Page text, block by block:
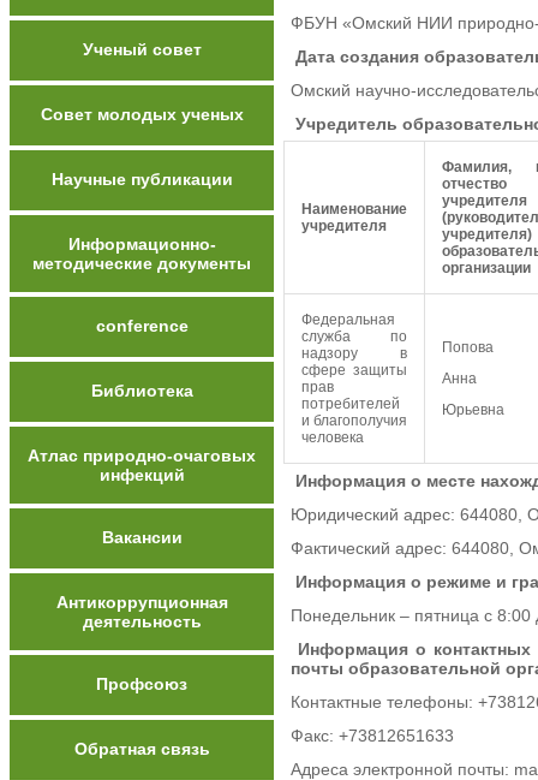
Ученый совет
Совет молодых ученых
Научные публикации
Информационно-
методические документы
conference
Библиотека
Атлас природно-очаговых
инфекций
Вакансии
Антикоррупционная
деятельность
Профсоюз
Обратная связь
ФБУН «Омский НИИ природно-
Дата создания
Омский научно-
Учредитель
Наименование
учредителя
Фамилия,
отчество
учредителя
учредителя)
организации
Федеральная
служба по
надзору в
сфере защиты
прав
потребителей
и благополучия
человека
Попова
Анна
Юрьевна
Информация о месте
Юридический адрес: 644080,
Фактический адрес: 644080,
Информация о режиме и
Понедельник – пятница с
Информация о контактных
почты образовательной
Контактные телефоны:
Факс: +73812651633
Адреса электронной почты: